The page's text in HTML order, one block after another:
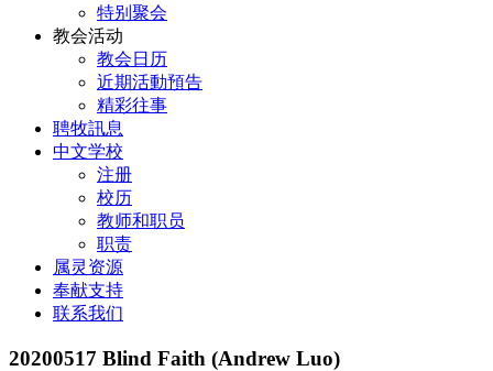
特别聚会
教会活动
教会日历
近期活動預告
精彩往事
聘牧訊息
中文学校
注册
校历
教师和职员
职责
属灵资源
奉献支持
联系我们
20200517 Blind Faith (Andrew Luo)